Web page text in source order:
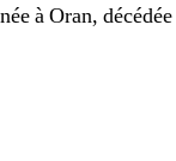
née à Oran,